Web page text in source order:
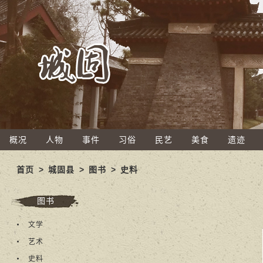
概况 人物 事件 习俗 民艺 美食 遗迹
首页 >城固县 > 图书 > 史料
图书
文学
艺术
史料